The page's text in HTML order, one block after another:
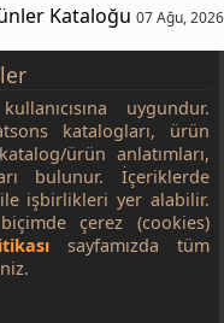
Kataloğu 07 Ağu, 2026
uygundur.
katalogları, ürün
ürün anlatımları,
bulunur. İçeriklerde
işbirlikleri yer alabilir.
çerez (cookies)
sayfamızda tüm